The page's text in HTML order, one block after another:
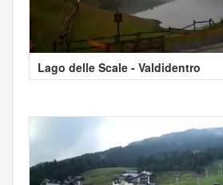
Lago delle Scale - Valdidentro